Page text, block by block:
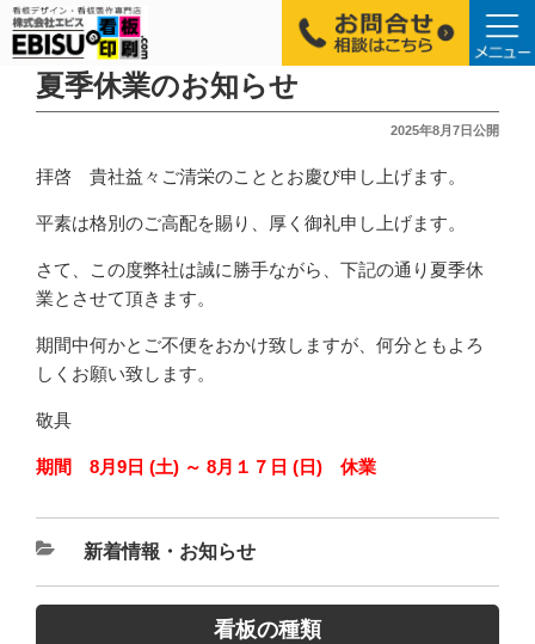
夏季休業のお知らせ
投
日:
2025年8月7日公開
拝啓 貴社益々ご清栄のこととお慶び申し上げます。
平素は格別のご高配を賜り、厚く御礼申し上げます。
さて、この度弊社は誠に勝手ながら、下記の通り夏季休
業とさせて頂きます。
期間中何かとご不便をおかけ致しますが、何分ともよろ
しくお願い致します。
敬具
期間 8月9日 (土) ～ 8月１７日 (日) 休業
カ
テ
新着情報・お知らせ
看板の種類